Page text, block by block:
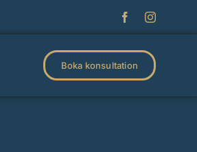
Boka konsultation